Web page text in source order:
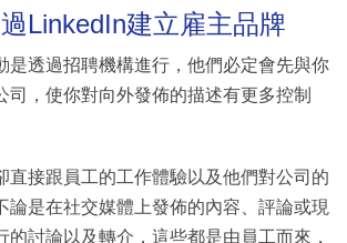
LinkedIn建立雇主品牌
是透過招聘機構進行，他們必定會先與你
司，使你對向外發佈的描述有更多控制
直接跟員工的工作體驗以及他們對公司的
論是在社交媒體上發佈的內容、評論或現
的討論以及轉介，這些都是由員工而來，